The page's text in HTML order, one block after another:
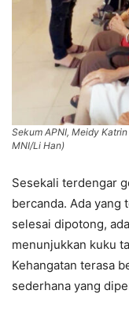
Sekum APNI, Meidy
MNI/Li Han)
Sesekali terdengar
bercanda. Ada yang
selesai dipotong,
menunjukkan kuku
Kehangatan terasa
sederhana yang